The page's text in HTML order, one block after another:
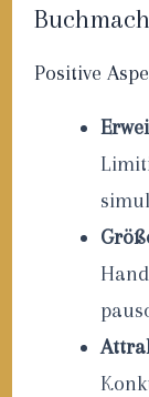
Positive